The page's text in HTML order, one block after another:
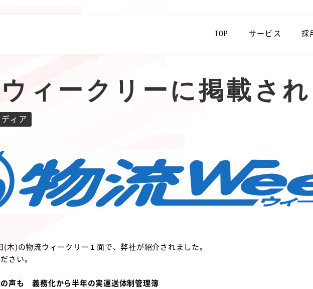
TOP サービス 採
ィークリーに掲載され
ディア
(木)の物流ウィークリー１面で、弊社が紹介されました。
さい。
声も 義務化から半年の実運送体制管理簿